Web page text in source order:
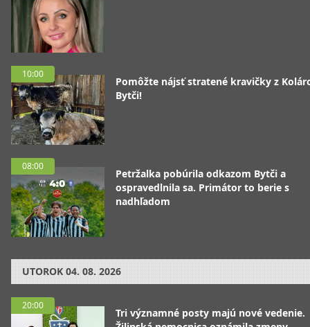
10:00
Pomôžte nájsť stratené kravičky z
Bytči!
08:00
Petržalka pobúrila odkazom Bytči a
ospravedlnila sa. Primátor to berie s
nadhľadom
UTOROK 04. 08. 2026
20:00
Tri významné posty majú nové vedenie.